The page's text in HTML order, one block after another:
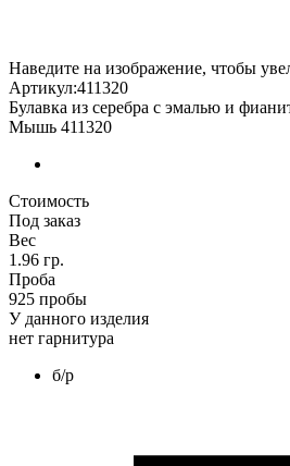
Наведите на изображение, чтобы
Артикул:411320
Булавка из серебра с эмалью и
Мышь 411320
Стоимость
Под заказ
Вес
1.96 гр.
Проба
925 пробы
У данного изделия
нет гарнитура
б/р